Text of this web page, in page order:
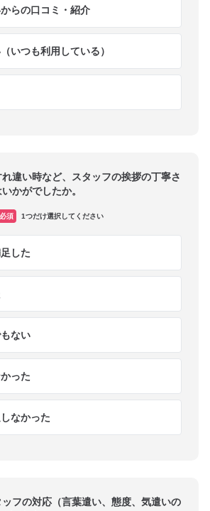
らの口コミ・紹介
いつも利用している）
れ違い時など、スタッフの挨拶の丁寧さ
かがでしたか。
必須 1つだけ選択してください
した
ない
った
なかった
フの対応（言葉遣い、態度、気遣いの